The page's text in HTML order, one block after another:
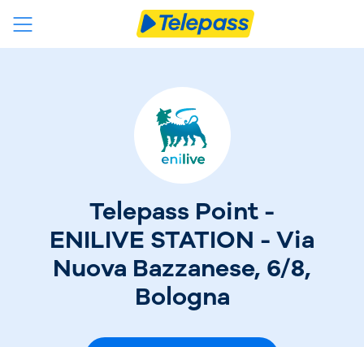
Telepass Point -
ENILIVE STATION - Via
Nuova Bazzanese, 6/8,
Bologna